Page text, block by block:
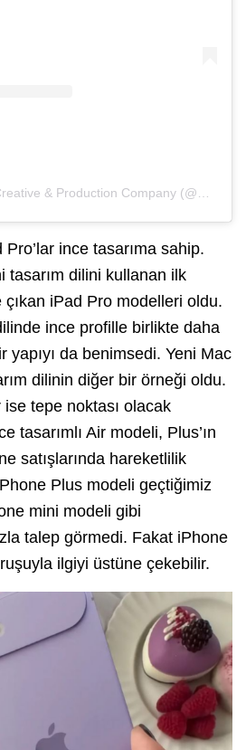
WEIS Studio | Global Сreative & Production Company (@weis_studio)’in paylaştığı bir gönderi
ince tasarıma sahip.
tasarım dilini kullanan ilk
iPad Pro modelleri oldu.
ince profille birlikte daha
yapıyı da benimsedi. Yeni Mac
dilinin diğer bir örneği oldu.
tepe noktası olacak
tasarımlı Air modeli, Plus’ın
satışlarında hareketlilik
Plus modeli geçtiğimiz
mini modeli gibi
talep görmedi. Fakat iPhone
ilgiyi üstüne çekebilir.